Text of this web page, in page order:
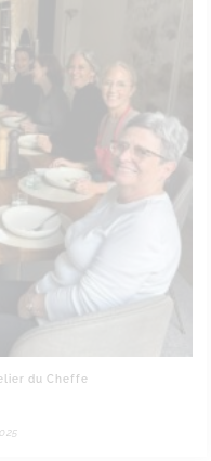
du Cheffe